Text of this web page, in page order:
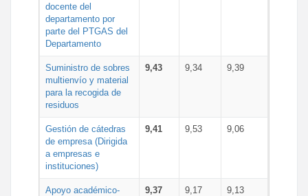
docente del
departamento por
parte del PTGAS del
Departamento
Suministro de sobres
multienvío y material
para la recogida de
residuos
9,43 9,34 9,39
Gestión de cátedras
de empresa (Dirigida
a empresas e
instituciones)
9,41 9,53 9,06
Apoyo académico-
9,37 9,17 9,13